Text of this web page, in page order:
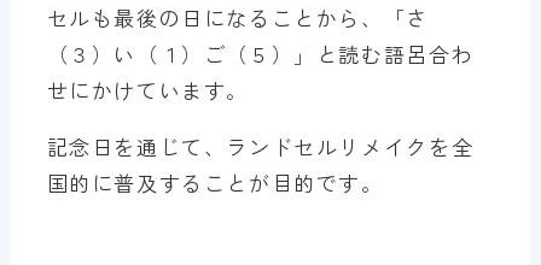
セルも最後の日になることから、「さ
（３）い（１）ご（５）」と読む語呂合わ
せにかけています。
記念日を通じて、ランドセルリメイクを全
国的に普及することが目的です。